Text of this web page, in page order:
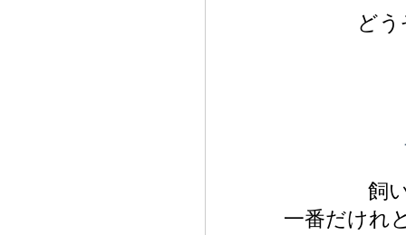
ど
飼
一番だけれ